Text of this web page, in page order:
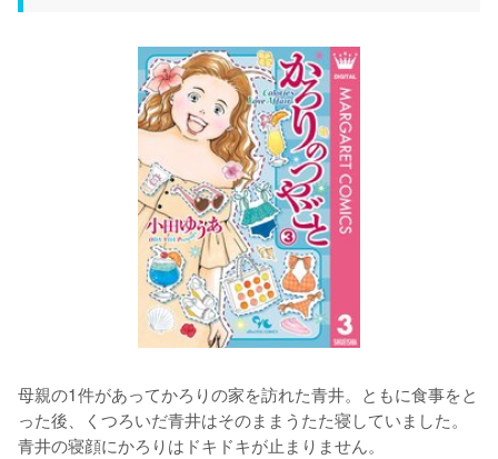
母親の1件があってかろりの家を訪れた青井。ともに食事をと
った後、くつろいだ青井はそのままうたた寝していました。
青井の寝顔にかろりはドキドキが止まりません。